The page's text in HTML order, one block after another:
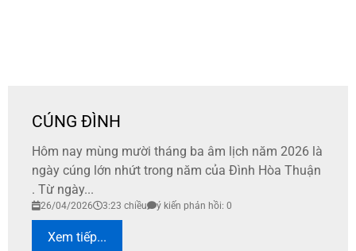
CÚNG ĐÌNH
Hôm nay mùng mười tháng ba âm lịch năm 2026 là
ngày cúng lớn nhứt trong năm của Đình Hòa Thuận
. Từ ngày...
26/04/2026 3:23 chiều ý kiến phản hồi: 0
Xem tiếp...